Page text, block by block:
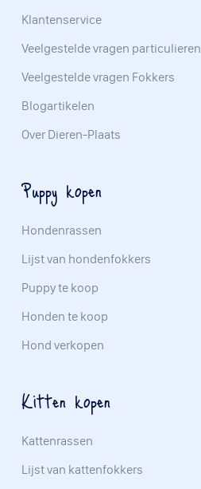
Klantenservice
Veelgestelde vragen particulieren
Veelgestelde vragen Fokkers
Blogartikelen
Over Dieren-Plaats
Puppy kopen
Hondenrassen
Lijst van hondenfokkers
Puppy te koop
Honden te koop
Hond verkopen
Kitten kopen
Kattenrassen
Lijst van kattenfokkers